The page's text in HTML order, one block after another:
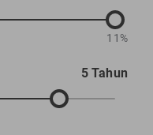
11%
5 Tahun